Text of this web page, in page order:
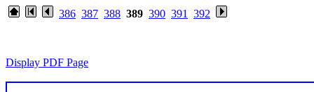
386 387 388 389 390 391 392
Display PDF Page